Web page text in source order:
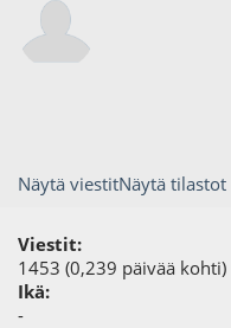
Näytä viestitNäytä tilastot
Viestit:
1453 (0,239 päivää kohti)
Ikä:
-